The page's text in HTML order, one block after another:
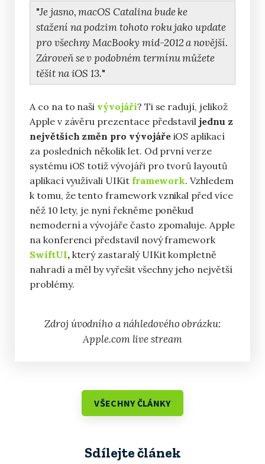
Je jasno, macOS Catalina bude ke
stažení na podzim tohoto roku jako update
pro všechny MacBooky mid-2012 a novější.
Zároveň se v podobném termínu můžete
těšit na iOS 13.
A co na to naši vývojáři? Ti se radují, jelikož
Apple v závěru prezentace představiljednu z
největších změn pro vývojářeiOS aplikací
za posledních několik let. Od první verze
systému iOS totiž vývojáři pro tvorů layoutů
aplikací využívali UIKit framework. Vzhledem
k tomu, že tento framework vznikal před více
něž 10 lety, je nyní řekněme poněkud
nemoderní a vývojáře často zpomaluje. Apple
na konferenci představil nový framework
SwiftUI,který zastaralý UIKit kompletně
nahradí a měl by vyřešit všechny jeho největší
problémy.
Zdroj úvodního a náhledového obrázku:
Apple.com live stream
VŠECHNY ČLÁNKY
Sdílejte článek